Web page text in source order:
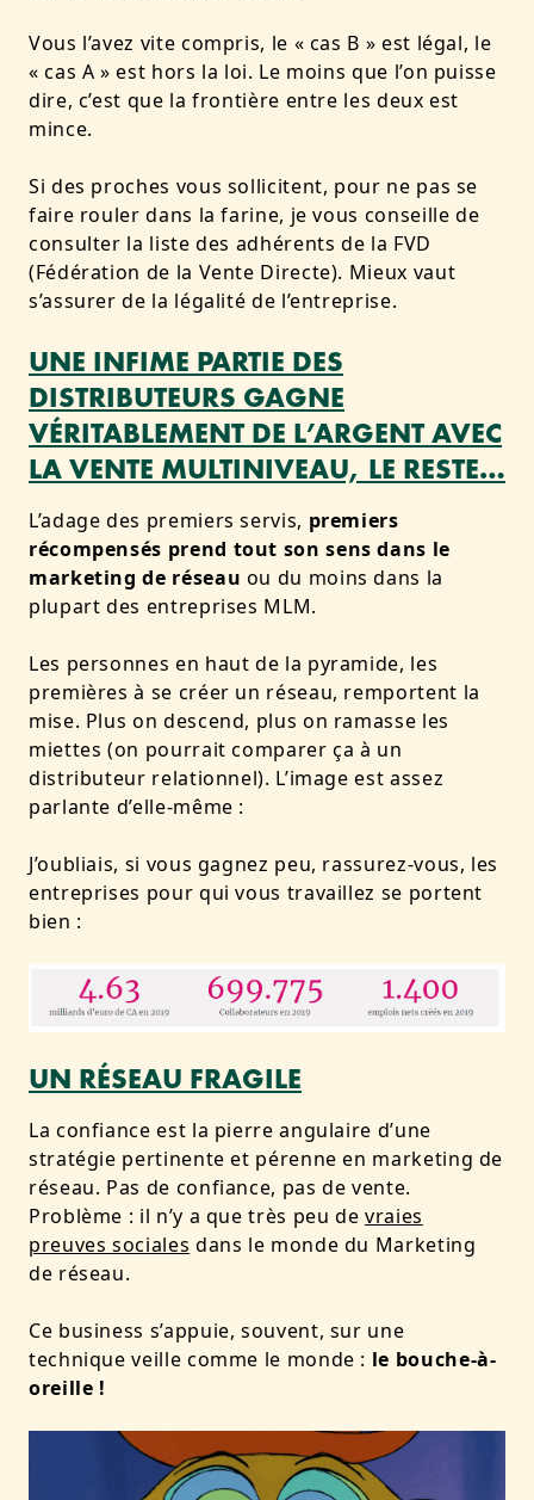
Vous l’avez vite compris, le « cas B » est légal, le
« cas A » est hors la loi. Le moins que l’on puisse
dire, c’est que la frontière entre les deux est
mince.
Si des proches vous sollicitent, pour ne pas se
faire rouler dans la farine, je vous conseille de
consulter la liste des adhérents de la FVD
(Fédération de la Vente Directe). Mieux vaut
s’assurer de la légalité de l’entreprise.
UNE INFIME PARTIE DES
DISTRIBUTEURS GAGNE
VÉRITABLEMENT DE L’ARGENT AVEC
LA VENTE MULTINIVEAU, LE RESTE…
L’adage des premiers servis, premiers
récompensés prend tout son sens dans le
marketing de réseau ou du moins dans la
plupart des entreprises MLM.
Les personnes en haut de la pyramide, les
premières à se créer un réseau, remportent la
mise. Plus on descend, plus on ramasse les
miettes (on pourrait comparer ça à un
distributeur relationnel). L’image est assez
parlante d’elle-même :
J’oubliais, si vous gagnez peu, rassurez-vous, les
entreprises pour qui vous travaillez se portent
bien :
UN RÉSEAU FRAGILE
La confiance est la pierre angulaire d’une
stratégie pertinente et pérenne en marketing de
réseau. Pas de confiance, pas de vente.
Problème : il n’y a que très peu devraies
preuves sociales dans le monde du Marketing
de réseau.
Ce business s’appuie, souvent, sur une
technique veille comme le monde : le bouche-à-
oreille !